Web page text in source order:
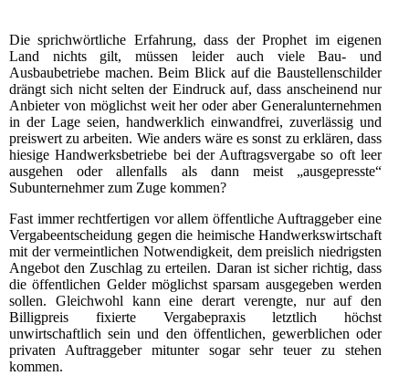
Die sprichwörtliche Erfahrung, dass der Prophet im eigenen
Land nichts gilt, müssen leider auch viele Bau- und
Ausbaubetriebe machen. Beim Blick auf die Baustellenschilder
drängt sich nicht selten der Eindruck auf, dass anscheinend nur
Anbieter von möglichst weit her oder aber Generalunternehmen
in der Lage seien, handwerklich einwandfrei, zuverlässig und
preiswert zu arbeiten. Wie anders wäre es sonst zu erklären, dass
hiesige Handwerksbetriebe bei der Auftragsvergabe so oft leer
ausgehen oder allenfalls als dann meist „ausgepresste“
Subunternehmer zum Zuge kommen?
Fast immer rechtfertigen vor allem öffentliche Auftraggeber eine
Vergabeentscheidung gegen die heimische Handwerkswirtschaft
mit der vermeintlichen Notwendigkeit, dem preislich niedrigsten
Angebot den Zuschlag zu erteilen. Daran ist sicher richtig, dass
die öffentlichen Gelder möglichst sparsam ausgegeben werden
sollen. Gleichwohl kann eine derart verengte, nur auf den
Billigpreis fixierte Vergabepraxis letztlich höchst
unwirtschaftlich sein und den öffentlichen, gewerblichen oder
privaten Auftraggeber mitunter sogar sehr teuer zu stehen
kommen.